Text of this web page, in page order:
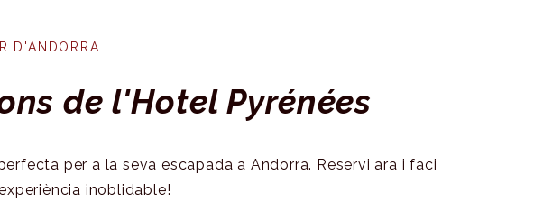
D'ANDORRA
de l'Hotel Pyrénées
per a la seva escapada a Andorra. Reservi ara i faci
inoblidable!